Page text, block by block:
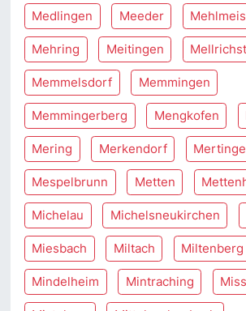
Medlingen Meeder
Mehring Meitingen
Memmelsdorf Memmingen
Memmingerberg Mengkofen
Mering Merkendorf
Mespelbrunn Metten
Michelau Michelsneukirchen
Miesbach Miltach Miltenberg
Mindelheim Mintraching